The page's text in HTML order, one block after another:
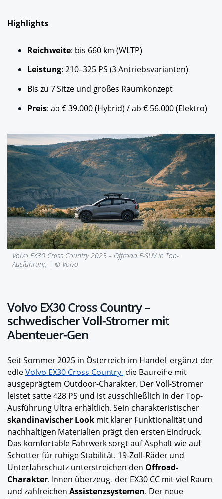
Highlights
Reichweite: bis 660 km (WLTP)
Leistung: 210–325 PS (3 Antriebsvarianten)
Bis zu 7 Sitze und großes Raumkonzept
Preis: ab € 39.000 (Hybrid) / ab € 56.000 (Elektro)
Volvo EX30 Cross Country 2025 – Offroad E-SUV in Top-
Ausführung | © Volvo
Volvo EX30 Cross Country –
schwedischer Voll-Stromer mit
Abenteuer-Gen
Seit Sommer 2025 in Österreich im Handel, ergänzt der
edleVolvo EX30 Cross Country die Baureihe mit
ausgeprägtem Outdoor-Charakter. Der Voll-Stromer
leistet satte 428 PS und ist ausschließlich in der Top-
Ausführung Ultra erhältlich. Sein charakteristischer
skandinavischer Look mit klarer Funktionalität und
nachhaltigen Materialien prägt den ersten Eindruck.
Das komfortable Fahrwerk sorgt auf Asphalt wie auf
Schotter für ruhige Stabilität. 19-Zoll-Räder und
Unterfahrschutz unterstreichen den Offroad-
Charakter. Innen überzeugt der EX30 CC mit viel Raum
und zahlreichen Assistenzsystemen. Der neue